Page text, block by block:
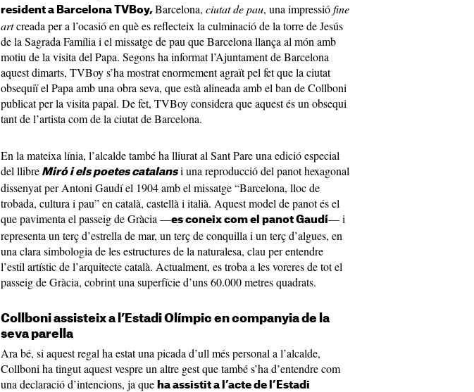
resident a Barcelona TVBoy, Barcelona, ciutat de pau, una impressiófine
artcreada per a l’ocasió en què es reflecteix la culminació de la torre de Jesús
de la Sagrada Família i el missatge de pau que Barcelona llança al món amb
motiu de la visita del Papa. Segons ha informat l’Ajuntament de Barcelona
aquest dimarts, TVBoy s’ha mostrat enormement agraït pel fet que la ciutat
obsequiï el Papa amb una obra seva, que està alineada amb el ban de Collboni
publicat per la visita papal. De fet, TVBoy considera que aquest és un obsequi
tant de l’artista com de la ciutat de Barcelona.
En la mateixa línia, l’alcalde també ha lliurat al Sant Pare una edició especial
del llibre Miró i els poetes catalansi una reproducció del panot hexagonal
dissenyat per Antoni Gaudí el 1904 amb el missatge “Barcelona, lloc de
trobada, cultura i pau” en català, castellà i italià. Aquest model de panot és el
que pavimenta el passeig de Gràcia —es coneix com el panot Gaudí— i
representa un terç d’estrella de mar, un terç de conquilla i un terç d’algues, en
una clara simbologia de les estructures de la naturalesa, clau per entendre
l’estil artístic de l’arquitecte català. Actualment, es troba a les voreres de tot el
passeig de Gràcia, cobrint una superfície d’uns 60.000 metres quadrats.
Collboni assisteix a l’Estadi Olímpic en companyia de la
seva parella
Ara bé, si aquest regal ha estat una picada d’ull més personal a l’alcalde,
Collboni ha tingut aquest vespre un altre gest que també s’ha d’entendre com
una declaració d’intencions, ja que ha assistit a l’acte de l’Estadi